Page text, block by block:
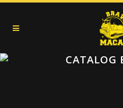
CATALOG